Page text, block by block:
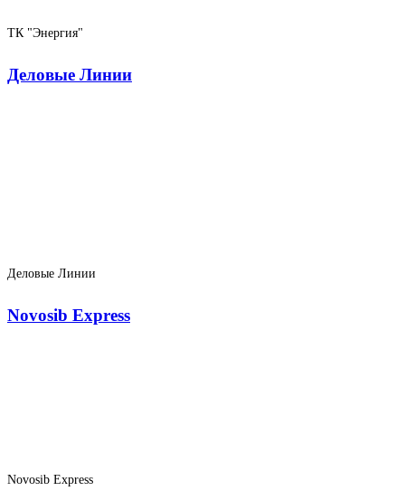
ТК "Энергия"
Деловые Линии
Деловые Линии
Novosib Express
Novosib Express